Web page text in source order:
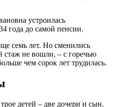
устроилась
года до самой пенсии.
семь лет. Но сменились
стаж не вошли, – с горечью
чем сорок лет трудилась.
детей – две дочери и сын.